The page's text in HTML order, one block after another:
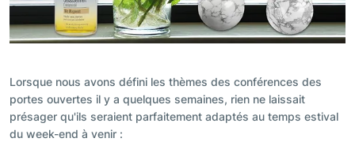
Lorsque nous avons défini les thèmes des conférences des
portes ouvertes il y a quelques semaines, rien ne laissait
présager qu'ils seraient parfaitement adaptés au temps estival
du week-end à venir :